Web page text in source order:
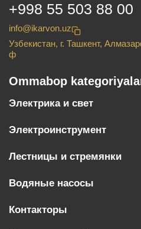
+998 55 503 88 00
info@ikarvon.uz
Узбекистан, г. Ташкент,
ф
Ommabop
Электрика и свет
Электроинструмент
Лестницы и стремянки
Водяные насосы
Контакторы